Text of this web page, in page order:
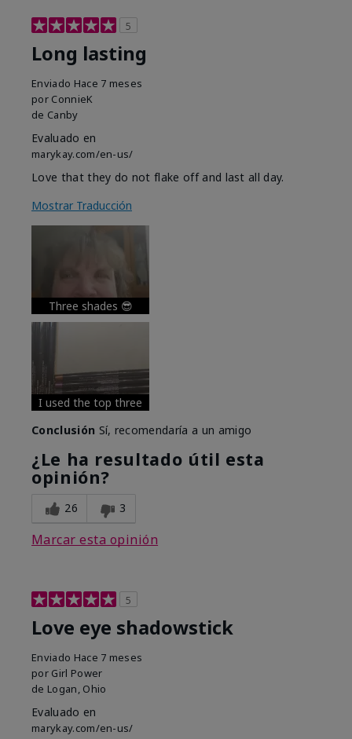
5
Long lasting
Enviado Hace 7 meses
por ConnieK
de Canby
Evaluado en
marykay.com/en-us/
Love that they do not flake off and last all day.
Mostrar Traducción
Three shades 😎
I used the top three
Conclusión Sí, recomendaría a un amigo
¿Le ha resultado útil esta
opinión?
26 3
Marcar esta opinión
5
Love eye shadowstick
Enviado Hace 7 meses
por Girl Power
de Logan, Ohio
Evaluado en
marykay.com/en-us/